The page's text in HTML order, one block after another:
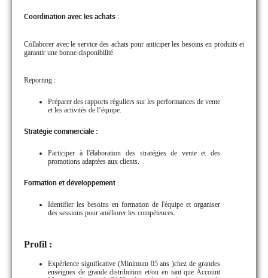
Coordination avec les achats :
Collaborer avec le service des achats pour anticiper les besoins en produits et
garantir une bonne disponibilité.
Reporting :
Préparer des rapports réguliers sur les performances de vente
et les activités de l’équipe.
Stratégie commerciale :
Participer à l'élaboration des stratégies de vente et des
promotions adaptées aux clients.
Formation et développement :
Identifier les besoins en formation de l'équipe et organiser
des sessions pour améliorer les compétences.
Profil :
Expérience significative (Minimum 05 ans )chez de grandes
enseignes de grande distribution et/ou en tant que Account